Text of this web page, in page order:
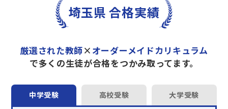
さらに、単元別の学習の理解度がわかる「AI学習診
や授業内容や授業以外の勉強をナビゲートする
「DAILY TRY」
など、豊富な学習コンテンツが
トライで一緒に“自己最高得点”を目指しません
か？
オンラインでの学習面談も承っております。
埼玉県 合格実績
厳選された教師× オーダーメイドカリキュラム
で多くの生徒が合格をつかみ取ってます。
中学受験 高校受験 大学受験